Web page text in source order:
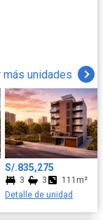
los parques,
ubicación
de su familia,
tenerlo todo
más unidades
S/.835,275
3 3
111m²
Detalle de unidad